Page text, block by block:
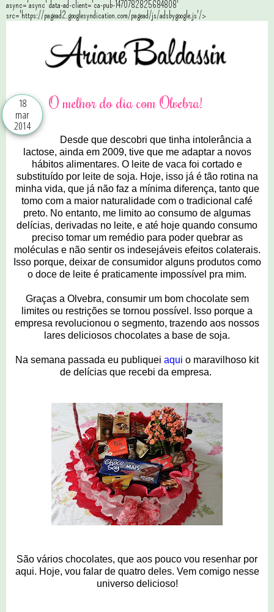
async='async' data-ad-client='ca-pub-1470782825684808'
src='https://pagead2.googlesyndication.com/pagead/js/adsbygoogle.js'/>
18
mar
2014
O melhor do dia com Olvebra!
Desde que descobri que tinha intolerância a
lactose, ainda em 2009, tive que me adaptar a novos
hábitos alimentares. O leite de vaca foi cortado e
substituído por leite de soja. Hoje, isso já é tão rotina na
minha vida, que já não faz a mínima diferença, tanto que
tomo com a maior naturalidade com o tradicional café
preto. No entanto, me limito ao consumo de algumas
delícias, derivadas no leite, e até hoje quando consumo
preciso tomar um remédio para poder quebrar as
moléculas e não sentir os indesejáveis efeitos colaterais.
Isso porque, deixar de consumidor alguns produtos como
o doce de leite é praticamente impossível pra mim.
Graças a Olvebra, consumir um bom chocolate sem
limites ou restrições se tornou possível. Isso porque a
empresa revolucionou o segmento, trazendo aos nossos
lares deliciosos chocolates a base de soja.
Na semana passada eu publiquei aqui o maravilhoso kit
de delícias que recebi da empresa.
São vários chocolates, que aos pouco vou resenhar por
aqui. Hoje, vou falar de quatro deles. Vem comigo nesse
universo delicioso!